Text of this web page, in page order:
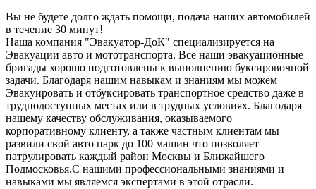
Вы не будете долго ждать помощи, подача наших автомобилей
в течение 30 минут!
Наша компания "Эвакуатор-ДоК" специализируется на
Эвакуации авто и мототранспорта. Все наши эвакуационные
бригады хорошо подготовлены к выполнению буксировочной
задачи. Благодаря нашим навыкам и знаниям мы можем
Эвакуировать и отбуксировать транспортное средство даже в
труднодоступных местах или в трудных условиях. Благодаря
нашему качеству обслуживания, оказываемого
корпоративному клиенту, а также частным клиентам мы
развили свой авто парк до 100 машин что позволяет
патрулировать каждый район Москвы и Ближайшего
Подмосковья.С нашими профессиональными знаниями и
навыками мы являемся экспертами в этой отрасли.